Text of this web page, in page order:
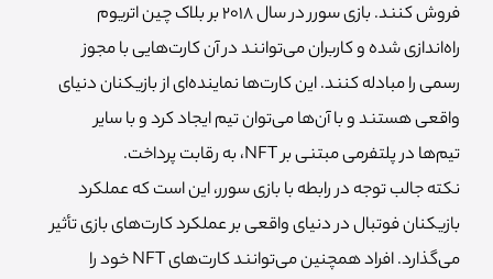
فروش کنند. بازی سورر در سال 2018 بر بلاک چین اتریوم
راه‌اندازی شده و کاربران می‌توانند در آن کارت‌هایی با مجوز
رسمی را مبادله کنند. این کارت‌ها نماینده‌ای از بازیکنان دنیای
واقعی هستند و با آن‌ها می‌توان تیم ایجاد کرد و با سایر
تیم‌ها در پلتفرمی مبتنی بر NFT، به رقابت پرداخت.
نکته جالب توجه در رابطه با بازی سورر، این است که عملکرد
بازیکنان فوتبال در دنیای واقعی بر عملکرد کارت‌های بازی تأثیر
می‌گذارد. افراد همچنین می‌توانند کارت‌های NFT خود را